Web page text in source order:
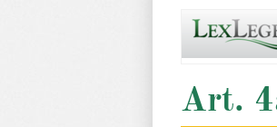
Art.